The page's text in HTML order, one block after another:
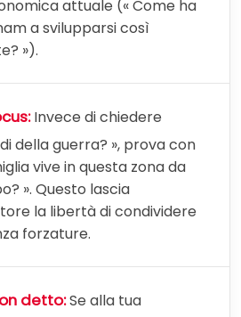
attuale (« Come ha
a svilupparsi così
»).
Invece di chiedere
della guerra? », prova con
vive in questa zona da
». Questo lascia
la libertà di condividere
forzature.
detto:Se alla tua